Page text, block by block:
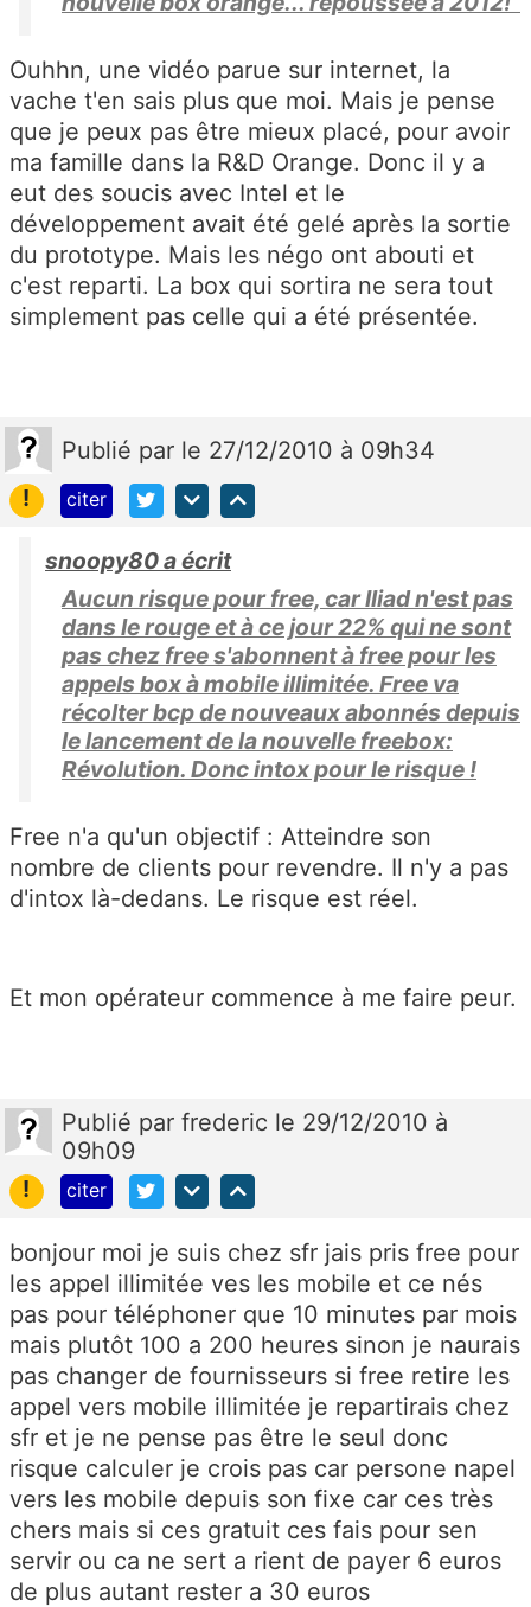
Ouhhn, une vidéo parue sur internet, la
vache t'en sais plus que moi. Mais je pense
que je peux pas être mieux placé, pour avoir
ma famille dans la R&D Orange. Donc il y a
eut des soucis avec Intel et le
développement avait été gelé après la sortie
du prototype. Mais les négo ont abouti et
c'est reparti. La box qui sortira ne sera tout
simplement pas celle qui a été présentée.
Publié par le 27/12/2010 à 09h34
!
citer
snoopy80 a écrit
Aucun risque pour free, car Iliad n'est pas
dans le rouge et à ce jour 22% qui ne sont
pas chez free s'abonnent à free pour les
appels box à mobile illimitée. Free va
récolter bcp de nouveaux abonnés depuis
le lancement de la nouvelle freebox:
Révolution. Donc intox pour le risque !
Free n'a qu'un objectif : Atteindre son
nombre de clients pour revendre. Il n'y a pas
d'intox là-dedans. Le risque est réel.
Et mon opérateur commence à me faire peur.
Publié par frederic le 29/12/2010 à
09h09
!
citer
bonjour moi je suis chez sfr jais pris free pour
les appel illimitée ves les mobile et ce nés
pas pour téléphoner que 10 minutes par mois
mais plutôt 100 a 200 heures sinon je naurais
pas changer de fournisseurs si free retire les
appel vers mobile illimitée je repartirais chez
sfr et je ne pense pas être le seul donc
risque calculer je crois pas car persone napel
vers les mobile depuis son fixe car ces très
chers mais si ces gratuit ces fais pour sen
servir ou ca ne sert a rient de payer 6 euros
de plus autant rester a 30 euros